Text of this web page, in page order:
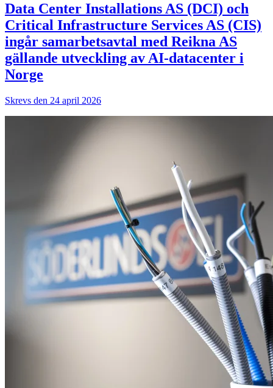
Data Center Installations AS (DCI) och
Critical Infrastructure Services AS (CIS)
ingår samarbetsavtal med Reikna AS
gällande utveckling av AI-datacenter i
Norge
Skrevs den 24 april 2026